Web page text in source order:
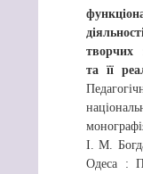
творчих
та її
І. М.
Одеса :